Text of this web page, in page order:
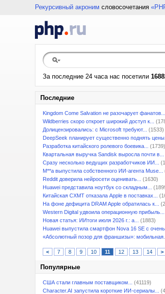
Рекурсивный акроним словосочетания
За последние 24 часа нас посетили
Последние
Kingdom Come Salvation не разочарует фанатов...
Wildberries скоро откроет широкий доступ к...
Долицензировались: с Microsoft требуют...
(1533)
DeepSeek планирует существенно поднять
Разработка китайского ролевого боевика...
(1739)
Квартальная выручка Sandisk выросла почти в...
Сразу несколько ведущих разработчиков ИИ...
M**a выпустила собственного ИИ-агента Muse...
Reddit доверила нейросети оценивать...
(1630)
Huawei представила ноутбук со складным...
Китайская CXMT отказала Apple в поставках...
На фоне дефицита DRAM Apple обратилась к...
Western Digital удвоила операционную прибыль...
Новая статья: ИИтоги июля 2026 г.: а...
(1883)
Huawei выпустила смартфон Nova 16 SE с
«Абсолютный позор для франшизы»: мобильная...
< 7 8 9 10 11 12 13 14 >
Популярные
США стали главным поставщиком...
(41119)
Character.AI запустила короткие ИИ-сериалы...